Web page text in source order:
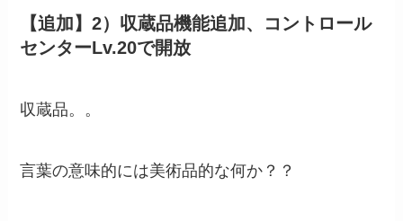
【追加】2）収蔵品機能追加、コントロール
センターLv.20で開放
収蔵品。。
言葉の意味的には美術品的な何か？？